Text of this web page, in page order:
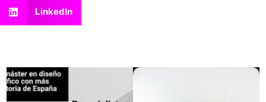
LinkedIn